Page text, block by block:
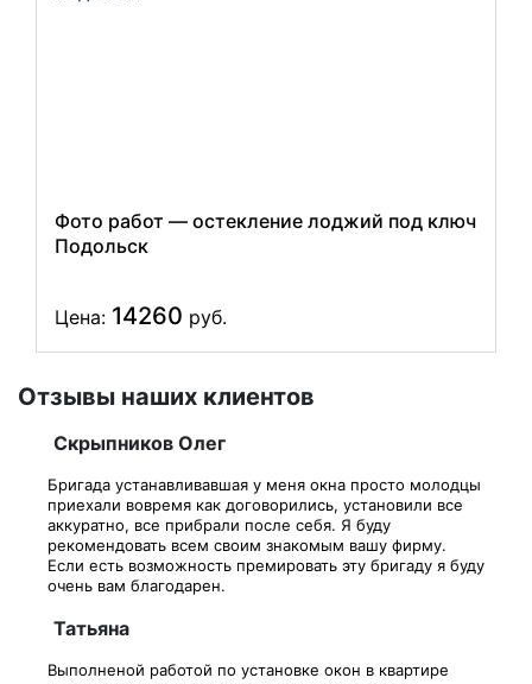
Фото работ — остекление лоджий под ключ
Подольск
Цена: 14260 руб.
Отзывы наших клиентов
Скрыпников Олег
Бригада устанавливавшая у меня окна просто молодцы
приехали вовремя как договорились, установили все
аккуратно, все прибрали после себя. Я буду
рекомендовать всем своим знакомым вашу фирму.
Если есть возможность премировать эту бригаду я буду
очень вам благодарен.
Татьяна
Выполненой работой по установке окон в квартире